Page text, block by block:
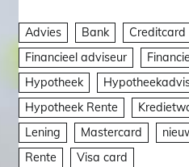
Advies Bank Creditcard
Financieel adviseur
Hypotheek
Hypotheek Rente
Lening
Mastercard
Rente
Visa card